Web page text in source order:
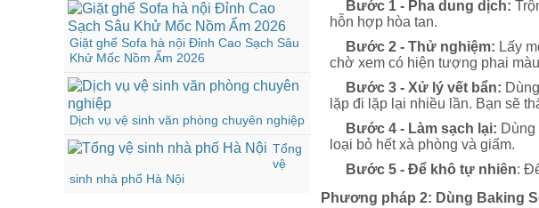
Giặt ghế Sofa hà nội Đỉnh Cao Sạch Sâu
Khử Mốc Nồm Ẩm 2026
Dịch vụ vệ sinh văn phòng chuyên nghiệp
Tổng
vệ
sinh nhà phố Hà Nội
Bước 1 - Pha dung dịch:
hỗn hợp hòa tan.
Bước 2 - Thử nghiệm: Lấy
chờ xem có hiện tượng phai
Bước 3 - Xử lý vết bẩn:
lặp đi lặp lại nhiều lần. Bạn sẽ
Bước 4 - Làm sạch lại:
loại bỏ hết xà phòng và giấm.
Bước 5 - Để khô tự nhiên:
Phương pháp 2: Dùng Baking